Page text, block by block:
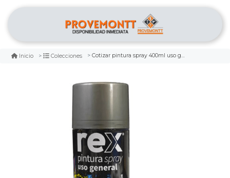
Inicio Colecciones Cotizar pintura spray 400ml uso general color aluminio marca rex